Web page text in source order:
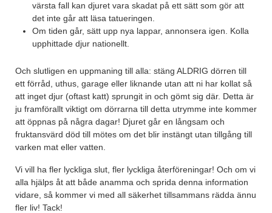
värsta fall kan djuret vara skadat på ett sätt som gör att
det inte går att läsa tatueringen.
Om tiden går, sätt upp nya lappar, annonsera igen. Kolla
upphittade djur nationellt.
Och slutligen en uppmaning till alla: stäng ALDRIG dörren till
ett förråd, uthus, garage eller liknande utan att ni har kollat så
att inget djur (oftast katt) sprungit in och gömt sig där. Detta är
ju framförallt viktigt om dörrarna till detta utrymme inte kommer
att öppnas på några dagar! Djuret går en långsam och
fruktansvärd död till mötes om det blir instängt utan tillgång till
varken mat eller vatten.
Vi vill ha fler lyckliga slut, fler lyckliga återföreningar! Och om vi
alla hjälps åt att både anamma och sprida denna information
vidare, så kommer vi med all säkerhet tillsammans rädda ännu
fler liv! Tack!